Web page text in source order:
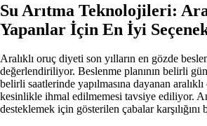
Su Arıtma Teknolojileri:
Yapanlar İçin En İyi
Aralıklı oruç diyeti son yılların en gözde
değerlendiriliyor. Beslenme planının belirli
belirli saatlerinde yapılmasına dayanan
kesinlikle ihmal edilmemesi tavsiye ediliyor.
desteklemek için gösterilen çabalar karşılığını